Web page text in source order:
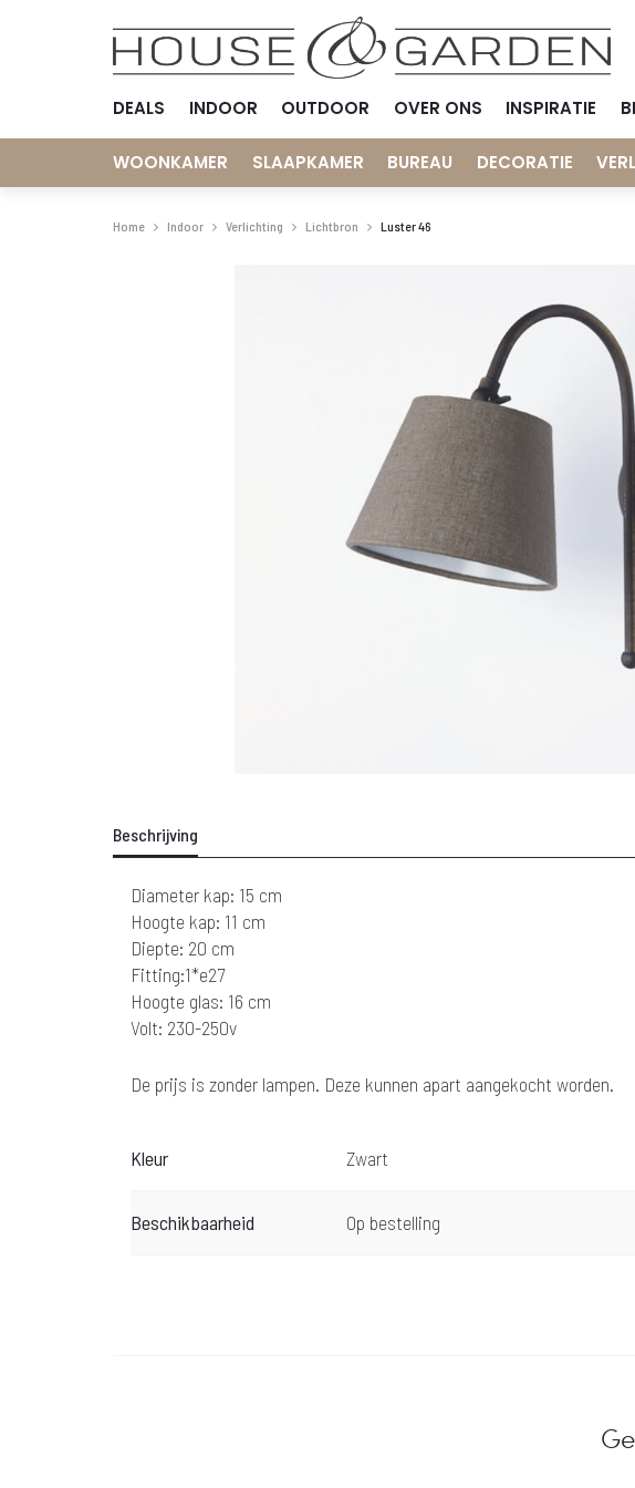
DEALS INDOOR OUTDOOR OVER ONS INSPIRATIE
WOONKAMER SLAAPKAMER BUREAU DECORATIE
Home Indoor Verlichting Lichtbron Luster 46
Beschrijving
Diameter kap: 15 cm
Hoogte kap: 11 cm
Diepte: 20 cm
Fitting:1*e27
Hoogte glas: 16 cm
Volt: 230-250v
De prijs is zonder lampen. Deze kunnen apart aangekocht worden.
Kleur Zwart
Beschikbaarheid Op bestelling